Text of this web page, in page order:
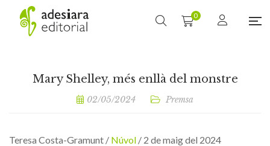
0
Mary Shelley, més enllà del monstre
02/05/2024 Premsa
Teresa Costa-Gramunt / Núvol / 2 de maig del 2024